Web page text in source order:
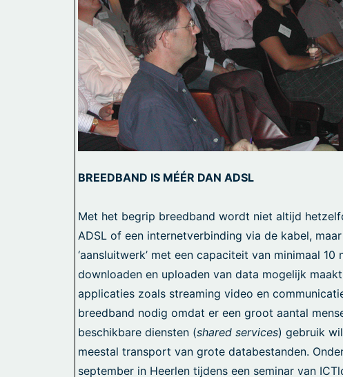
BREEDBAND IS MÉÉR DAN ADSL
Met het begrip breedband wordt niet altijd
ADSL of een internetverbinding via de kabel,
‘aansluitwerk’ met een capaciteit van minimaal
downloaden en uploaden van data mogelijk
applicaties zoals streaming video en
breedband nodig omdat er een groot aantal
beschikbare diensten (shared services) gebruik
meestal transport van grote databestanden.
september in Heerlen tijdens een seminar van